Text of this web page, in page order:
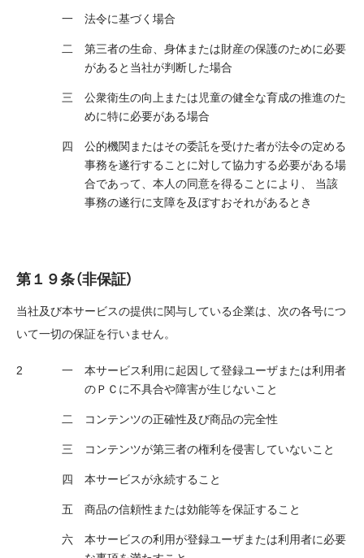
法令に基づく場合
第三者の生命、身体または財産の保護のために必要
があると当社が判断した場合
公衆衛生の向上または児童の健全な育成の推進のた
めに特に必要がある場合
公的機関またはその委託を受けた者が法令の定める
事務を遂行することに対して協力する必要がある場
合であって、本人の同意を得ることにより、 当該
事務の遂行に支障を及ぼすおそれがあるとき
第１９条（非保証）
当社及び本サービスの提供に関与している企業は、次の各号につ
いて一切の保証を行いません。
本サービス利用に起因して登録ユーザまたは利用者
のＰＣに不具合や障害が生じないこと
コンテンツの正確性及び商品の完全性
コンテンツが第三者の権利を侵害していないこと
本サービスが永続すること
商品の信頼性または効能等を保証すること
本サービスの利用が登録ユーザまたは利用者に必要